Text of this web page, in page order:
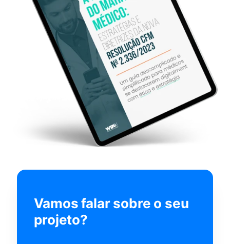
Vamos falar sobre o seu
projeto?